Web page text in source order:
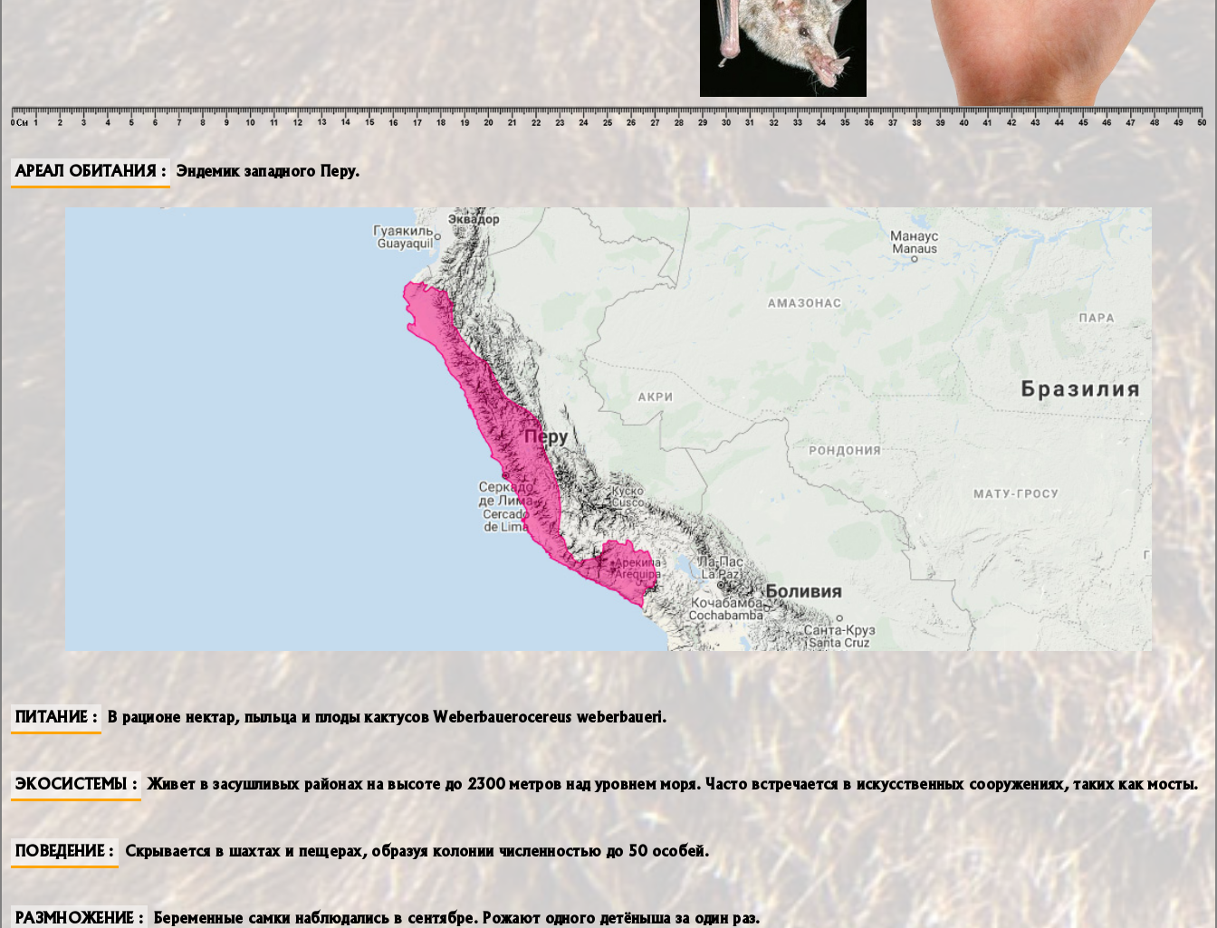
АРЕАЛ ОБИТАНИЯ Эндемик западного Перу.
ПИТАНИЕ В рационе нектар, пыльца и плоды кактусов Weberbauerocereus weberbaueri.
ЭКОСИСТЕМЫ Живет в засушливых районах на высоте до 2300 метров над уровнем моря. Часто встречается в искусственных сооружениях, таких как мосты.
ПОВЕДЕНИЕ Скрывается в шахтах и ​​пещерах, образуя колонии численностью до 50 особей.
РАЗМНОЖЕНИЕ Беременные самки наблюдались в сентябре. Рожают одного детёныша за один раз.